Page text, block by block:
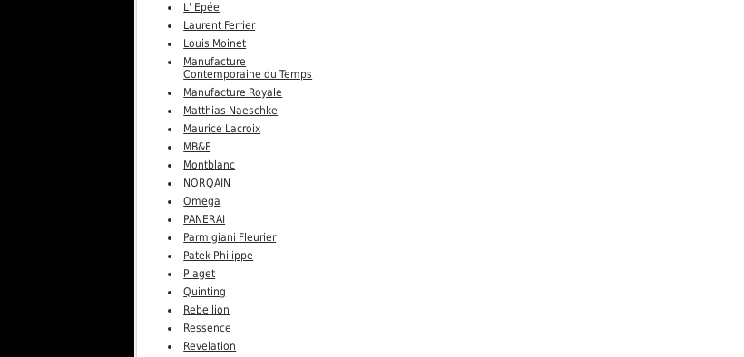
L' Epée
Laurent Ferrier
Louis Moinet
Manufacture
Contemporaine du Temps
Manufacture Royale
Matthias Naeschke
Maurice Lacroix
MB&F
Montblanc
NORQAIN
Omega
PANERAI
Parmigiani Fleurier
Patek Philippe
Piaget
Quinting
Rebellion
Ressence
Revelation